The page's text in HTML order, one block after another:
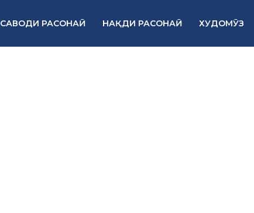
САВОДИ РАСОНАӢ НАҚДИ РАСОНАӢ ХУДОМӮЗ